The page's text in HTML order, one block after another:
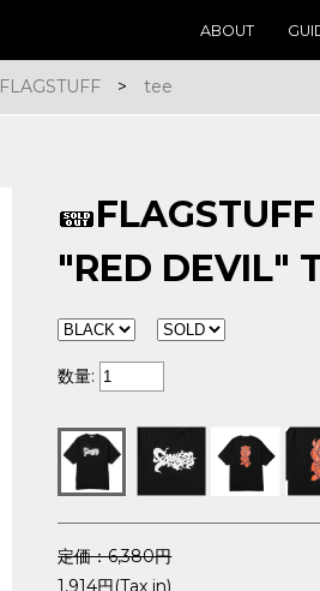
ABOUT
FLAGSTUFF> tee
"RED DEVIL"
数量:
定価：6,380円
1,914円(Tax in)